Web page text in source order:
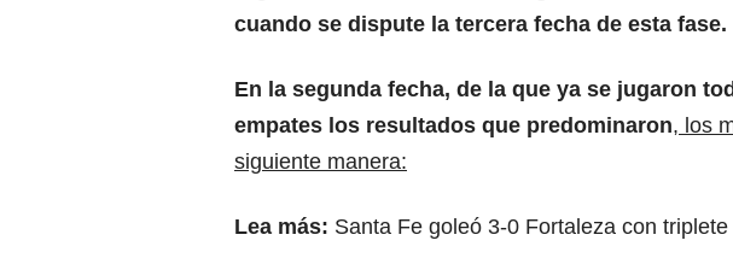
cuando se dispute la tercera fecha de esta fase.
En la segunda fecha, de la que ya se jugaron
empates los resultados que predominaron, los
siguiente manera:
Lea más: Santa Fe goleó 3-0 Fortaleza con